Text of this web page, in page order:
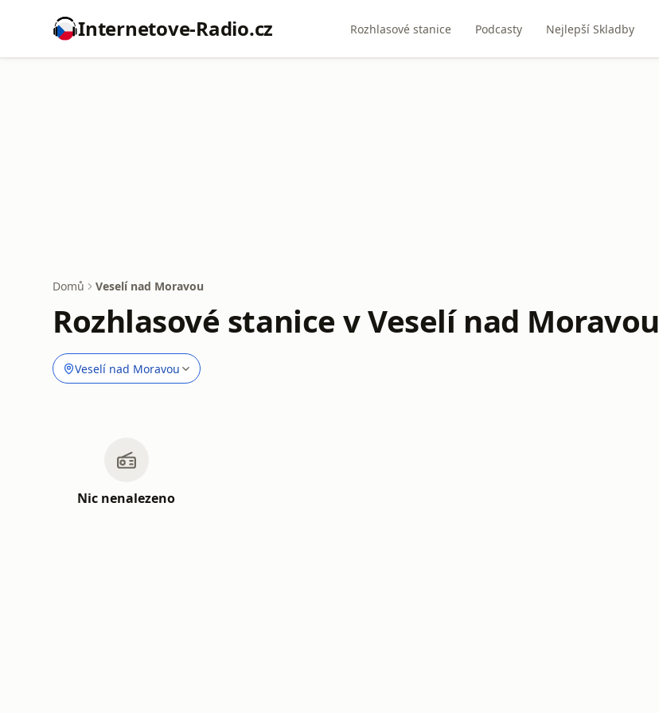
Internetove-Radio.cz Rozhlasové stanice Podcasty Nejlepší Skladby
Domů Veselí nad Moravou
Rozhlasové stanice v Veselí nad Moravou
Veselí nad Moravou
Nic nenalezeno